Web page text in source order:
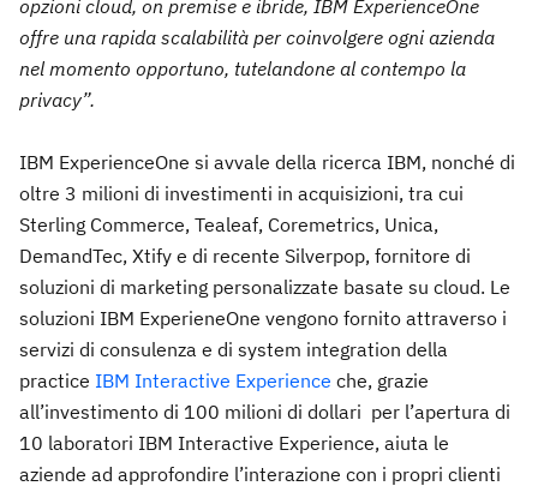
opzioni cloud, on premise e ibride, IBM ExperienceOne
offre una rapida scalabilità per coinvolgere ogni azienda
nel momento opportuno, tutelandone al contempo la
privacy”.
IBM ExperienceOne si avvale della ricerca IBM, nonché di
oltre 3 milioni di investimenti in acquisizioni, tra cui
Sterling Commerce, Tealeaf, Coremetrics, Unica,
DemandTec, Xtify e di recente Silverpop, fornitore di
soluzioni di marketing personalizzate basate su cloud. Le
soluzioni IBM ExperieneOne vengono fornito attraverso i
servizi di consulenza e di system integration della
practice IBM Interactive Experience che, grazie
all’investimento di 100 milioni di dollari per l’apertura di
10 laboratori IBM Interactive Experience, aiuta le
aziende ad approfondire l’interazione con i propri clienti